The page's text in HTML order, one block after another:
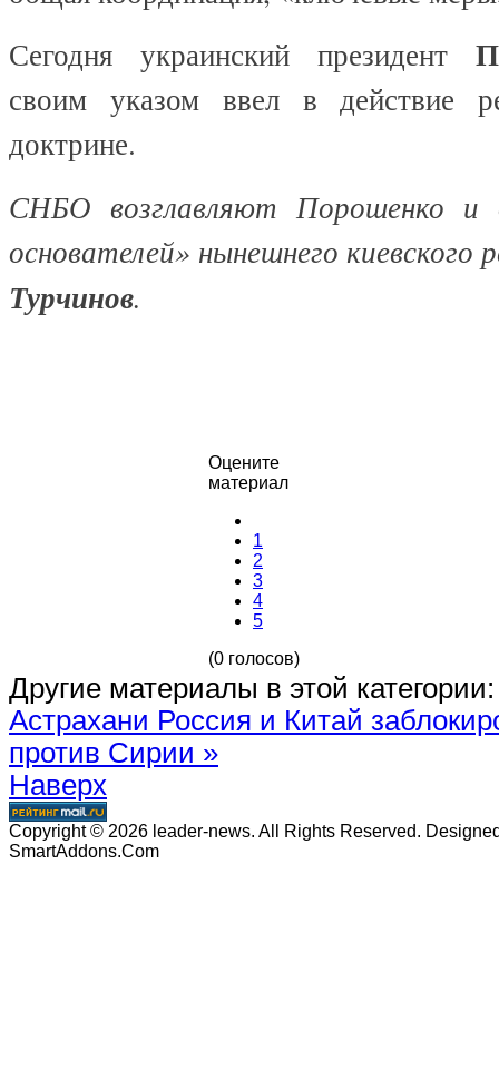
Сегодня украинский президент
своим указом ввел в
доктрине.
СНБО возглавляют Порошенко и
основателей» нынешнего
Турчинов.
Оцените
материал
1
2
3
4
5
(0 голосов)
Другие материалы в этой категории:
Астрахани Россия и Китай
против Сирии »
Наверх
Copyright © 2026 leader-news. All Rights Reserved.
SmartAddons.Com